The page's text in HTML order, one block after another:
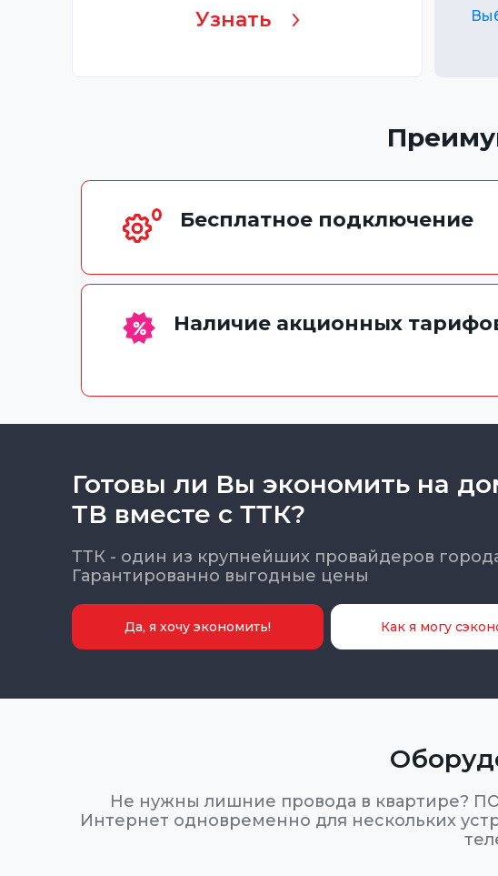
Узнать
Бесплатное подключение
Наличие акционных
Готовы ли Вы экономить на
ТВ вместе с ТТК?
ТТК - один из крупнейших провайдеров
Гарантированно выгодные цены
Да, я хочу экономить! Как я могу
Не нужны лишние провода в квартире?
Интернет одновременно для нескольких